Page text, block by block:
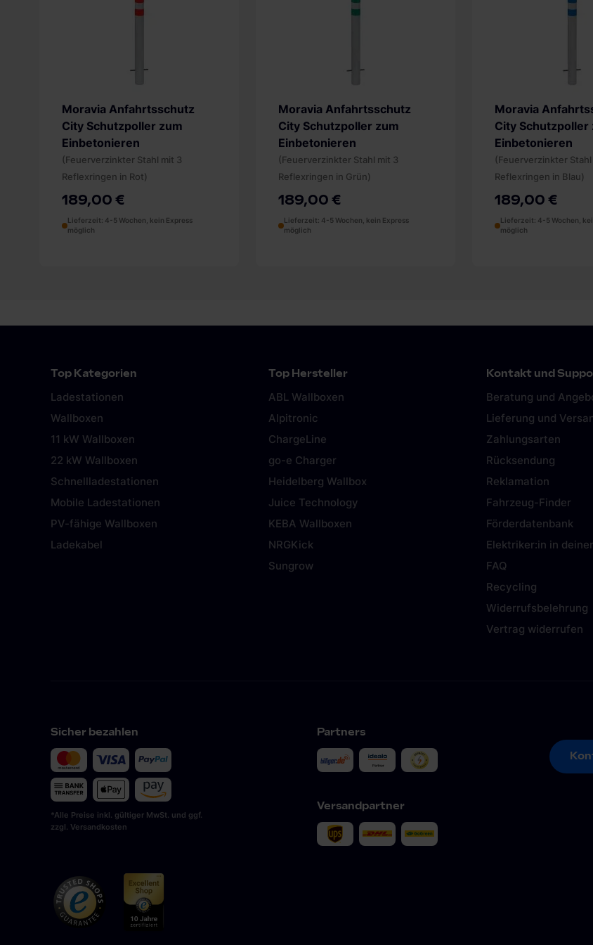
Moravia Anfahrtsschutz
City Schutzpoller zum
Einbetonieren
(Feuerverzinkter Stahl mit 3
Reflexringen in Rot)
189,00 €
Lieferzeit: 4-5 Wochen, kein Express
möglich
Moravia Anfahrtsschutz
City Schutzpoller zum
Einbetonieren
(Feuerverzinkter Stahl mit 3
Reflexringen in Grün)
189,00 €
Lieferzeit: 4-5 Wochen, kein Express
möglich
Moravia
City Schutzpoller
Einbetonieren
(Feuerverzinkter Stahl
Reflexringen in Blau)
189,00 €
Lieferzeit: 4-5 Wochen,
möglich